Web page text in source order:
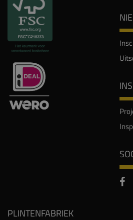
PLINTENFABRIEK